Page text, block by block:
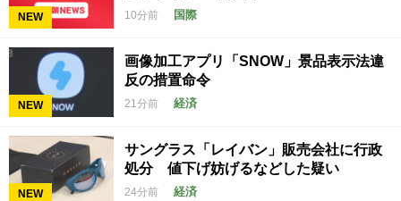
NEW 10分前 国際
NEW
画像加工アプリ「SNOW」景品表示法違
反の措置命令
21分前 経済
NEW
サングラス「レイバン」販売会社に行政
処分 値下げ妨げるなどした疑い
24分前 経済